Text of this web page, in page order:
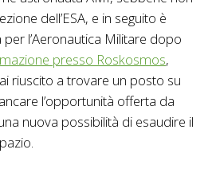
dell’ESA, e in seguito è
l’Aeronautica Militare dopo
presso Roskosmos,
riuscito a trovare un posto su
l’opportunità offerta da
nuova possibilità di esaudire il